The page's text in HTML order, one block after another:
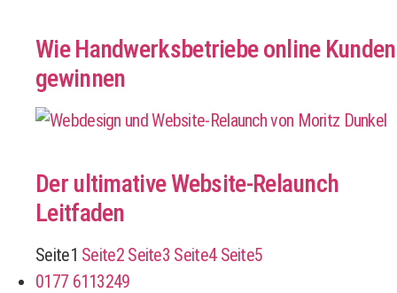
Wie Handwerksbetriebe online Kunden
gewinnen
Der ultimative Website-Relaunch
Leitfaden
Seite1 Seite2 Seite3 Seite4 Seite5
0177 6113249